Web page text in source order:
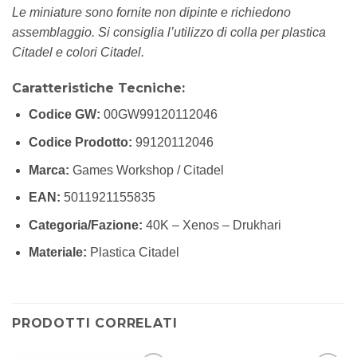
Le miniature sono fornite non dipinte e richiedono
assemblaggio. Si consiglia l’utilizzo di colla per plastica
Citadel e colori Citadel.
Caratteristiche Tecniche:
Codice GW: 00GW99120112046
Codice Prodotto: 99120112046
Marca: Games Workshop / Citadel
EAN: 5011921155835
Categoria/Fazione: 40K – Xenos – Drukhari
Materiale: Plastica Citadel
PRODOTTI CORRELATI